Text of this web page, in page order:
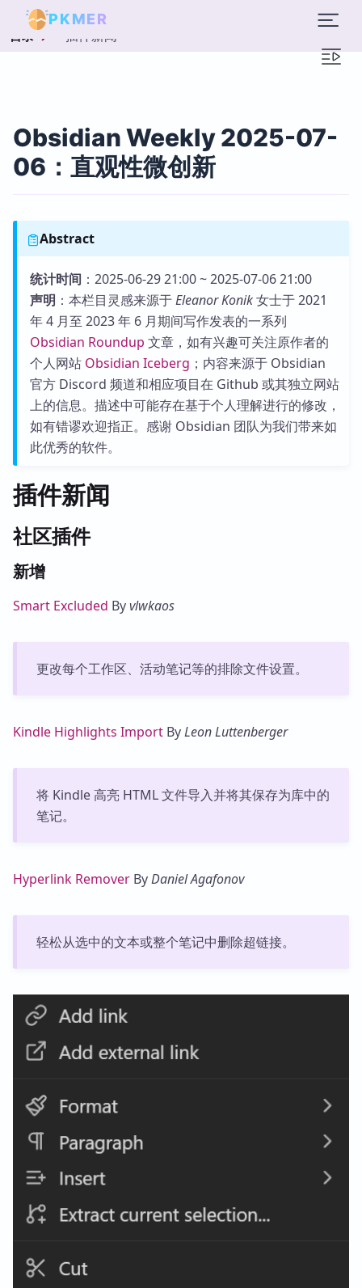
PKMER
目录 插件新闻
Obsidian Weekly 2025-07-
06：直观性微创新
Abstract
统计时间 ：2025-06-29 21:00 ~ 2025-07-06 21:00
声明 ：本栏目灵感来源于Eleanor Konik女士于 2021
年 4 月至 2023 年 6 月期间写作发表的一系列
Obsidian Roundup 文章，如有兴趣可关注原作者的
个人网站 Obsidian Iceberg ；内容来源于 Obsidian
官方 Discord 频道和相应项目在 Github 或其独立网站
上的信息。描述中可能存在基于个人理解进行的修改，
如有错谬欢迎指正。感谢 Obsidian 团队为我们带来如
此优秀的软件。
插件新闻
社区插件
新增
Smart Excluded Byvlwkaos
更改每个工作区、活动笔记等的排除文件设置。
Kindle Highlights Import ByLeon Luttenberger
将 Kindle 高亮 HTML 文件导入并将其保存为库中的
笔记。
Hyperlink Remover ByDaniel Agafonov
轻松从选中的文本或整个笔记中删除超链接。